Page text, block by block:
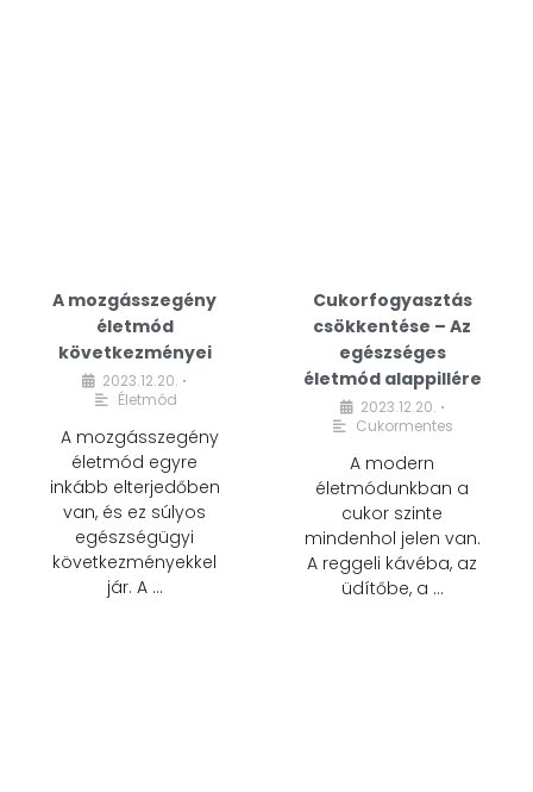
A mozgásszegény
életmód
következményei
2023.12.20. •
Életmód
A mozgásszegény
életmód egyre
inkább elterjedőben
van, és ez súlyos
egészségügyi
következményekkel
jár. A …
Cukorfogyasztás
csökkentése – Az
egészséges
életmód alappillére
2023.12.20. •
Cukormentes
A modern
életmódunkban a
cukor szinte
mindenhol jelen van.
A reggeli kávéba, az
üdítőbe, a …